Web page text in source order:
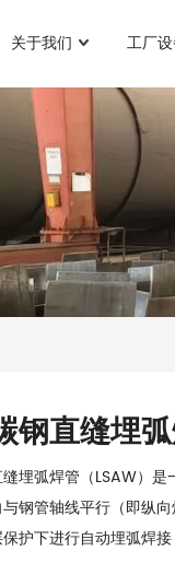
关于我们 工厂
钢直缝埋
埋弧焊管（LSAW）
钢管轴线平行（即纵
护下进行自动埋弧焊